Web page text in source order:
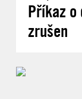
Příkaz o
zrušen